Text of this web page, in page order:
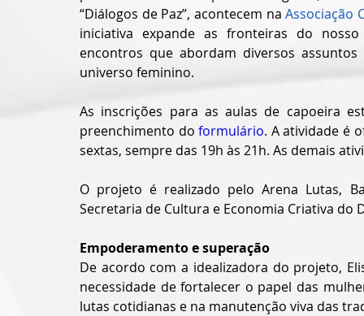
“Diálogos de Paz”, acontecem na Associação
iniciativa expande as fronteiras do
encontros que abordam diversos
universo feminino.
As inscrições para as aulas de capoeira
preenchimento do formulário. A atividade é
sextas, sempre das 19h às 21h. As demais
O projeto é realizado pelo Arena Lutas,
Secretaria de Cultura e Economia Criativa do
Empoderamento e superação
De acordo com a idealizadora do projeto,
necessidade de fortalecer o papel das
lutas cotidianas e na manutenção viva das